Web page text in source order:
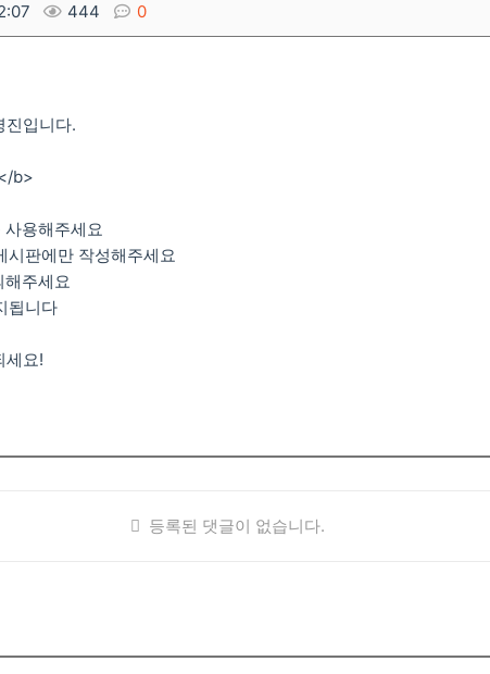
444 0
진입니다.
b>
사용해주세요
시판에만 작성해주세요
주세요
됩니다
세요!
등록된 댓글이 없습니다.